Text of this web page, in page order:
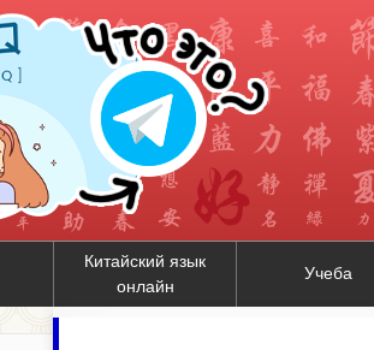
Китайский язык
онлайн
Учеба